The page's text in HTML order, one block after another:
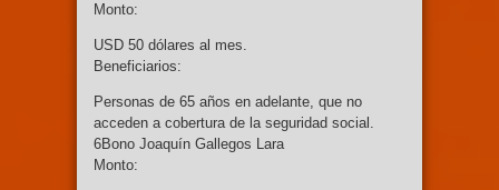
Monto:
USD 50 dólares al mes.
Beneficiarios:
Personas de 65 años en adelante, que no
acceden a cobertura de la seguridad social.
6Bono Joaquín Gallegos Lara
Monto: